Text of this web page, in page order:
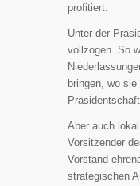
profitiert.
Unter der
vollzogen. So
bringen, wo
Aber auch
Vorsitzender
Vorstand
strategischen